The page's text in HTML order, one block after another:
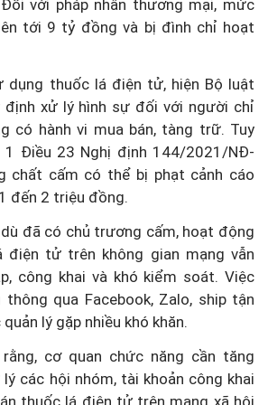
với pháp nhân thương mại, mức
tới 9 tỷ đồng và bị đình chỉ hoạt
dụng thuốc lá điện tử, hiện Bộ luật
định xử lý hình sự đối với người chỉ
có hành vi mua bán, tàng trữ. Tuy
1 Điều 23 Nghị định 144/2021/NĐ-
chất cấm có thể bị phạt cảnh cáo
đến 2 triệu đồng.
đã có chủ trương cấm, hoạt động
điện tử trên không gian mạng vẫn
công khai và khó kiểm soát. Việc
qua Facebook, Zalo, ship tận
lý gặp nhiều khó khăn.
cơ quan chức năng cần tăng
các hội nhóm, tài khoản công khai
thuốc lá điện tử trên mạng xã hội